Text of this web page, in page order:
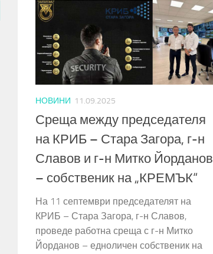
НОВИНИ 11.09.2025
Среща между председателя
на КРИБ – Стара Загора, г-н
Славов и г-н Митко Йорданов
– собственик на „КРЕМЪК“
На 11 септември председателят на
КРИБ – Стара Загора, г-н Славов,
проведе работна среща с г-н Митко
Йорданов – едноличен собственик на